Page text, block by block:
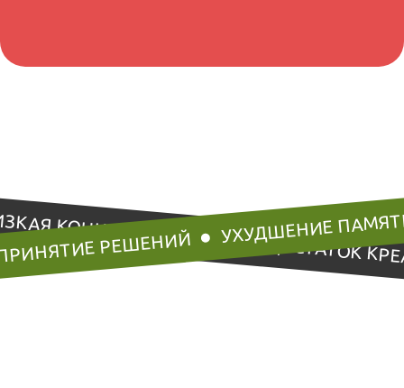
КОНЦЕНТРАЦИЯ
НЕДОСТАТОК
РЕШЕНИЙ
УХУДШЕНИЕ